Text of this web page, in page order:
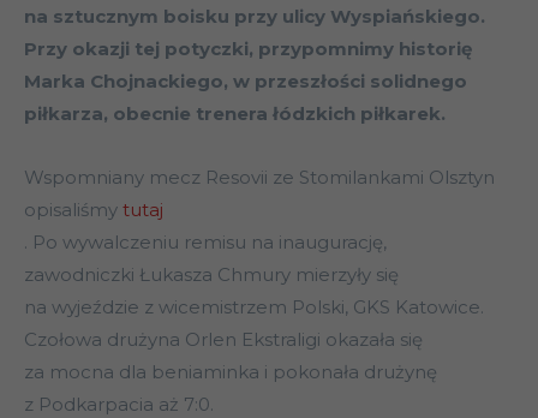
na sztucznym boisku przy ulicy Wyspiańskiego.
Przy okazji tej potyczki, przypomnimy historię
Marka Chojnackiego, w przeszłości solidnego
piłkarza, obecnie trenera łódzkich piłkarek.
Wspomniany mecz Resovii ze Stomilankami Olsztyn
opisaliśmy tutaj
. Po wywalczeniu remisu na inaugurację,
zawodniczki Łukasza Chmury mierzyły się
na wyjeździe z wicemistrzem Polski, GKS Katowice.
Czołowa drużyna Orlen Ekstraligi okazała się
za mocna dla beniaminka i pokonała drużynę
z Podkarpacia aż 7:0.